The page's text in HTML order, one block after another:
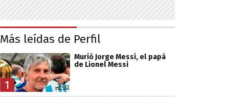
Más leídas de Perfil
1
Murió Jorge Messi, el papá
de Lionel Messi